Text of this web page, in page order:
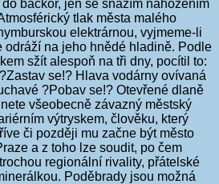
bačkor, jen se snažím nahozením
tlak města malého
elektrárnou, vyjmeme-li
odráží na jeho hnědé hladině. Podle
sžít alespoň na tři dny, pocítil to:
se!? Hlava vodárny ovívaná
?Pobav se!? Otevřené dlaně
všeobecně závazný městský
výtryskem, člověku, který
či později mu začne být město
a z toho lze soudit, po čem
regionální rivality, přátelské
Poděbrady jsou možná